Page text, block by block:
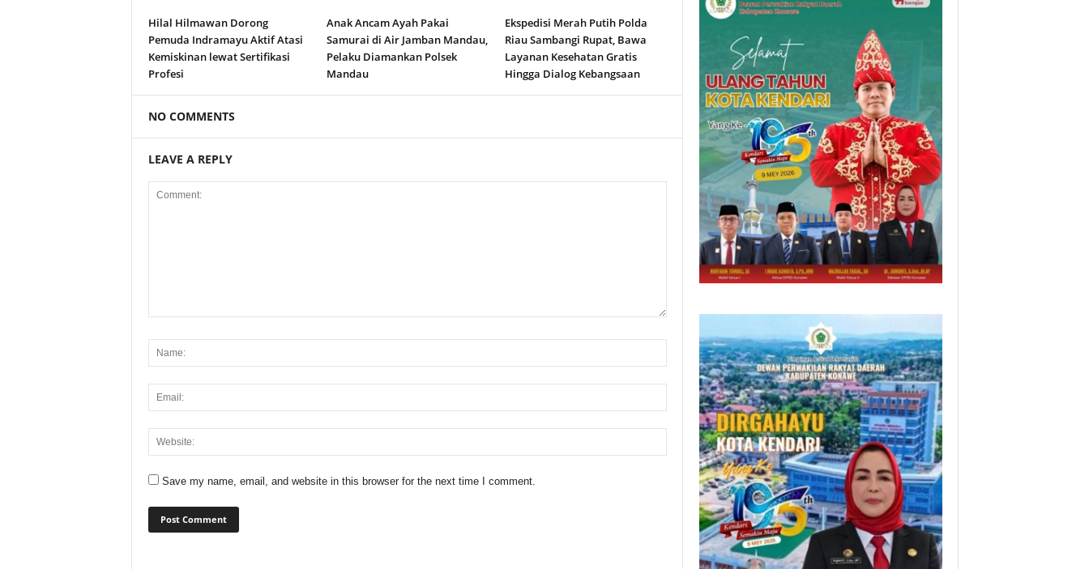
Hilal Hilmawan Dorong
Pemuda Indramayu Aktif Atasi
Kemiskinan lewat Sertifikasi
Profesi
Anak Ancam Ayah Pakai
Samurai di Air Jamban Mandau,
Pelaku Diamankan Polsek
Mandau
Ekspedisi Merah Putih Polda
Riau Sambangi Rupat, Bawa
Layanan Kesehatan Gratis
Hingga Dialog Kebangsaan
NO COMMENTS
LEAVE A REPLY
Save my name, email, and website in this browser for the next time I comment.